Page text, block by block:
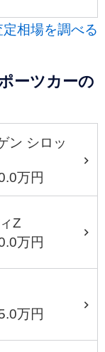
相場を調べる
ーツカーの
ン シロッ
万円
Z
万円
万円